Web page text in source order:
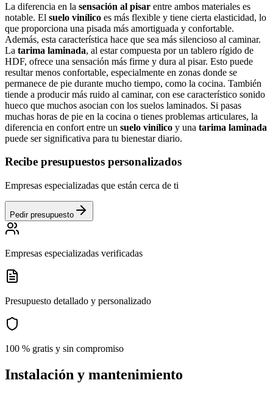
La diferencia en la sensación al pisar entre ambos materiales es
notable. El suelo vinílico es más flexible y tiene cierta elasticidad, lo
que proporciona una pisada más amortiguada y confortable.
Además, esta característica hace que sea más silencioso al caminar.
La tarima laminada, al estar compuesta por un tablero rígido de
HDF, ofrece una sensación más firme y dura al pisar. Esto puede
resultar menos confortable, especialmente en zonas donde se
permanece de pie durante mucho tiempo, como la cocina. También
tiende a producir más ruido al caminar, con ese característico sonido
hueco que muchos asocian con los suelos laminados. Si pasas
muchas horas de pie en la cocina o tienes problemas articulares, la
diferencia en confort entre un suelo vinílico y una tarima laminada
puede ser significativa para tu bienestar diario.
Recibe presupuestos personalizados
Empresas especializadas que están cerca de ti
Pedir presupuesto
Empresas especializadas verificadas
Presupuesto detallado y personalizado
100 % gratis y sin compromiso
Instalación y mantenimiento